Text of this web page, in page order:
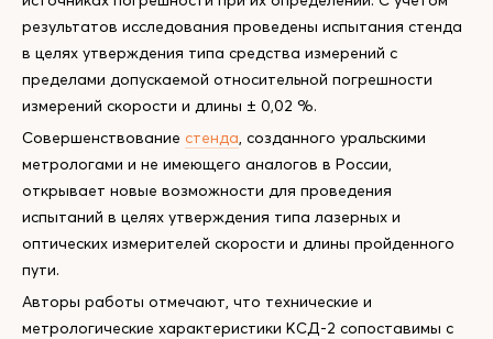
результатов исследования проведены испытания стенда
в целях утверждения типа средства измерений с
пределами допускаемой относительной погрешности
измерений скорости и длины ± 0,02 %.
Совершенствование стенда, созданного уральскими
метрологами и не имеющего аналогов в России,
открывает новые возможности для проведения
испытаний в целях утверждения типа лазерных и
оптических измерителей скорости и длины пройденного
пути.
Авторы работы отмечают, что технические и
метрологические характеристики КСД-2 сопоставимы с